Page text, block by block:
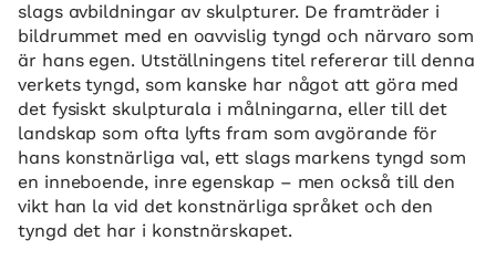
slags avbildningar av skulpturer. De framträder i
bildrummet med en oavvislig tyngd och närvaro som
är hans egen. Utställningens titel refererar till denna
verkets tyngd, som kanske har något att göra med
det fysiskt skulpturala i målningarna, eller till det
landskap som ofta lyfts fram som avgörande för
hans konstnärliga val, ett slags markens tyngd som
en inneboende, inre egenskap – men också till den
vikt han la vid det konstnärliga språket och den
tyngd det har i konstnärskapet.